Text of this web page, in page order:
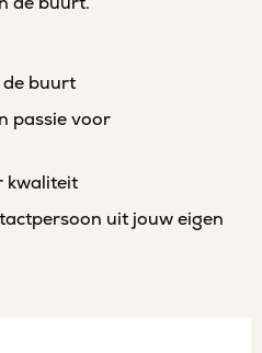
buurt
passie voor
kwaliteit
uit jouw eigen